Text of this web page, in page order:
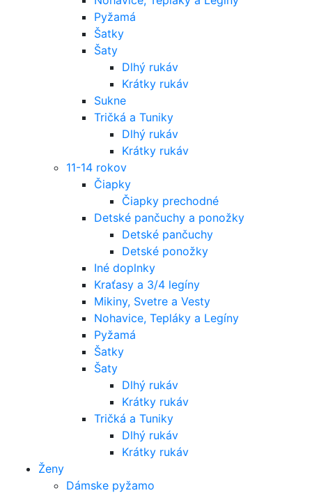
Pyžamá
Šatky
Šaty
Dlhý rukáv
Krátky rukáv
Sukne
Tričká a Tuniky
Dlhý rukáv
Krátky rukáv
11-14 rokov
Čiapky
Čiapky prechodné
Detské pančuchy a ponožky
Detské pančuchy
Detské ponožky
Iné doplnky
Kraťasy a 3/4 legíny
Mikiny, Svetre a Vesty
Nohavice, Tepláky a Legíny
Pyžamá
Šatky
Šaty
Dlhý rukáv
Krátky rukáv
Tričká a Tuniky
Dlhý rukáv
Krátky rukáv
Ženy
Dámske pyžamo